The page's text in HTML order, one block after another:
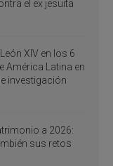
el ex jesuita
XIV en los 6
América Latina en
investigación
a 2026:
sus retos